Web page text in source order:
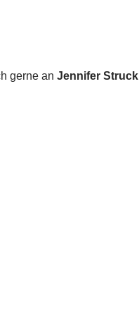
gerne an Jennifer Struck